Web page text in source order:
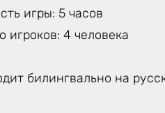
игры: 5 часов
игроков: 4 человека
билингвально на